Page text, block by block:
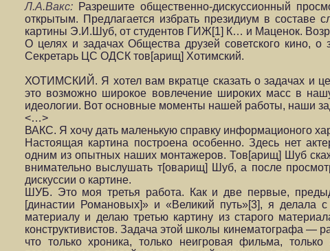
Л.А.Вакс: Разрешите общественно-дискуссионный
открытым. Предлагается избрать президиум в
картины Э.И.Шуб, от студентов ГИЖ[1] К… и Маценок.
О целях и задачах Общества друзей советского кино,
Секретарь ЦС ОДСК тов[арищ] Хотимский.
ХОТИМСКИЙ. Я хотел вам вкратце сказать о задачах и
это возможно широкое вовлечение широких масс в
идеологии. Вот основные моменты нашей работы, наши
<…>
ВАКС. Я хочу дать маленькую справку информационого
Настоящая картина построена особенно. Здесь нет
одним из опытных наших монтажеров. Тов[арищ] Шуб
внимательно выслушать т[оварищ] Шуб, а после
дискуссии о картине.
ШУБ. Это моя третья работа. Как и две первые,
[династии Романовых]» и «Великий путь»[3], я
материалу и делаю третью картину из старого
конструктивистов. Задача этой школы кинематографа —
что только хроника, только неигровая фильма,